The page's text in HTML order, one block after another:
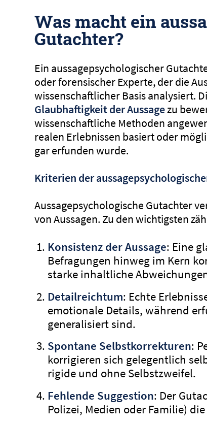
Was macht ein
Gutachter?
Ein aussagepsychologischer
oder forensischer Experte, der die
wissenschaftlicher Basis analysiert.
Glaubhaftigkeit der Aussagezu
wissenschaftliche Methoden
realen Erlebnissen basiert oder
gar erfunden wurde.
Kriterien der
Aussagepsychologische Gutachter
von Aussagen. Zu den wichtigsten
Konsistenz der Aussage: Eine
Befragungen hinweg im Kern
starke inhaltliche
Detailreichtum: Echte
emotionale Details, während
generalisiert sind.
Spontane Selbstkorrekturen:
korrigieren sich gelegentlich
rigide und ohne Selbstzweifel.
Fehlende Suggestion: Der
Polizei, Medien oder Familie)